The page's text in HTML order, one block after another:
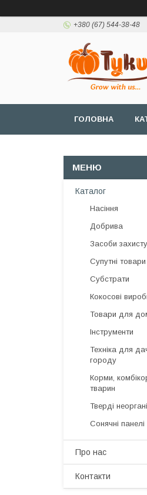
+380 (67) 544-38-48
ГОЛОВНА
Каталог
Насіння
Добрива
Засоби захисту
Супутні товари
Субстрати
Кокосові
Товари для
Інструменти
Техніка для
городу
Корми,
тварин
Тверді
Сонячні панелі
Про нас
Контакти